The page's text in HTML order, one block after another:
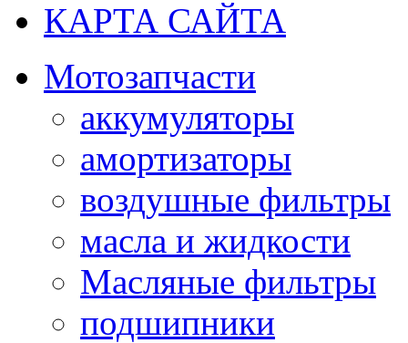
КАРТА САЙТА
Мотозапчасти
аккумуляторы
амортизаторы
воздушные фильтры
масла и жидкости
Масляные фильтры
подшипники